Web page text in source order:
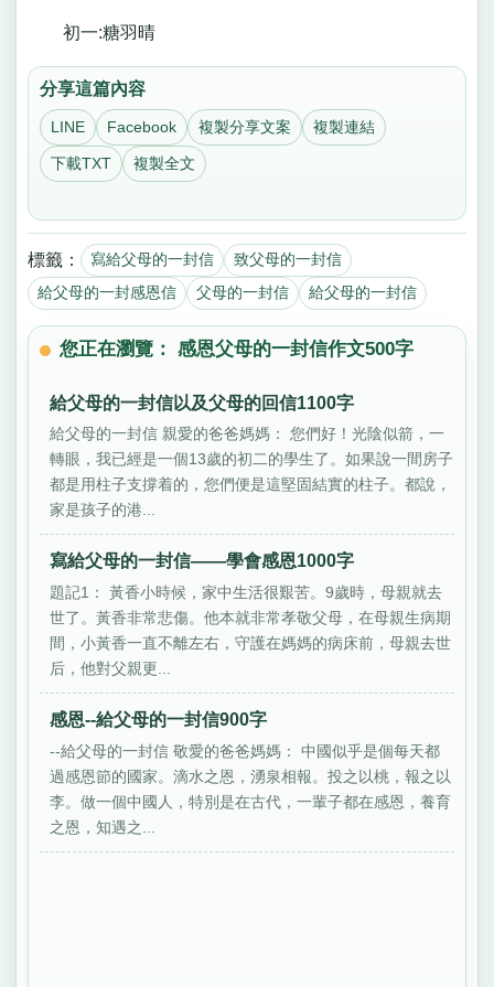
初一:糖羽晴
分享這篇內容
LINE Facebook 複製分享文案 複製連結
下載TXT 複製全文
標籤： 寫給父母的一封信
致父母的一封信
給父母的一封感恩信
父母的一封信 給父母的一封信
您正在瀏覽： 感恩父母的一封信作文500字
給父母的一封信以及父母的回信1100字
給父母的一封信 親愛的爸爸媽媽： 您們好！光陰似箭，一
轉眼，我已經是一個13歲的初二的學生了。如果說一間房子
都是用柱子支撐着的，您們便是這堅固結實的柱子。都說，
家是孩子的港...
寫給父母的一封信——學會感恩1000字
題記1： 黃香小時候，家中生活很艱苦。9歲時，母親就去
世了。黃香非常悲傷。他本就非常孝敬父母，在母親生病期
間，小黃香一直不離左右，守護在媽媽的病床前，母親去世
后，他對父親更...
感恩--給父母的一封信900字
--給父母的一封信 敬愛的爸爸媽媽： 中國似乎是個每天都
過感恩節的國家。滴水之恩，湧泉相報。投之以桃，報之以
李。做一個中國人，特別是在古代，一輩子都在感恩，養育
之恩，知遇之...